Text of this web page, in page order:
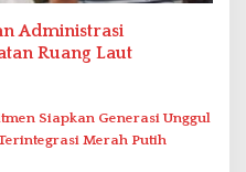
Administrasi
Ruang Laut
Siapkan Generasi Unggul
Merah Putih